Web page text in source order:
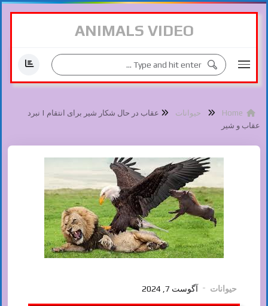
ANIMALS VIDEO
حیوانات
عقاب در حال شکار شیر برای انتقام | نبرد
عقاب و شیر‎
حیوانات آگوست 7, 2024